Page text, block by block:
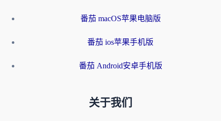
番茄 macOS苹果电脑版
番茄 ios苹果手机版
番茄 Android安卓手机版
关于我们